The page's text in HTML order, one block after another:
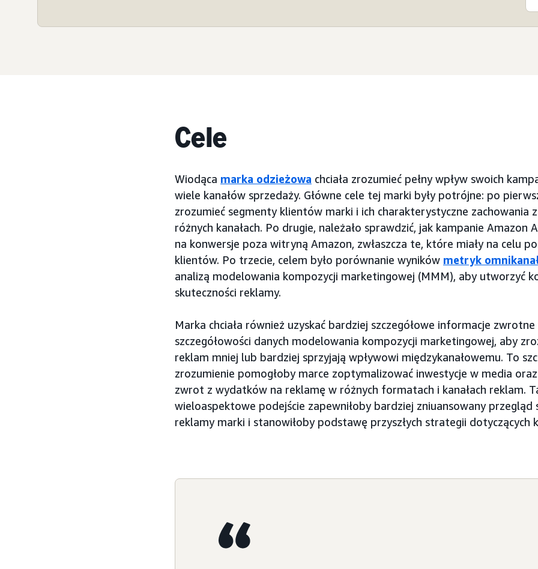
Cele
Wiodąca marka odzieżowa chciała zrozumieć pełny wpływ swoich
wiele kanałów sprzedaży. Główne cele tej marki były potrójne: po
zrozumieć segmenty klientów marki i ich charakterystyczne zachowania
różnych kanałach. Po drugie, należało sprawdzić, jak kampanie Amazon
na konwersje poza witryną Amazon, zwłaszcza te, które miały na celu
klientów. Po trzecie, celem było porównanie wyników metryk
analizą modelowania kompozycji marketingowej (MMM), aby utworzyć
skuteczności reklamy.
Marka chciała również uzyskać bardziej szczegółowe informacje
szczegółowości danych modelowania kompozycji marketingowej, aby
reklam mniej lub bardziej sprzyjają wpływowi międzykanałowemu. To
zrozumienie pomogłoby marce zoptymalizować inwestycje w media
zwrot z wydatków na reklamę w różnych formatach i kanałach reklam.
wieloaspektowe podejście zapewniłoby bardziej zniuansowany przegląd
reklamy marki i stanowiłoby podstawę przyszłych strategii dotyczących